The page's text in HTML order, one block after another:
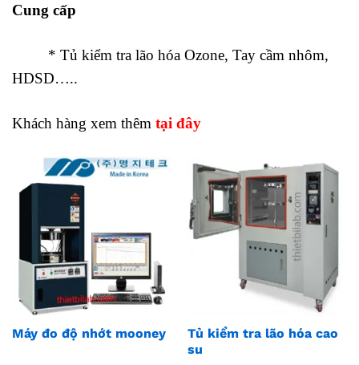
Cung cấp
* Tủ kiểm tra lão hóa Ozone, Tay cầm nhôm,
HDSD…..
Khách hàng xem thêm tại đây
Máy đo độ nhớt mooney
Tủ kiểm tra lão hóa cao
su